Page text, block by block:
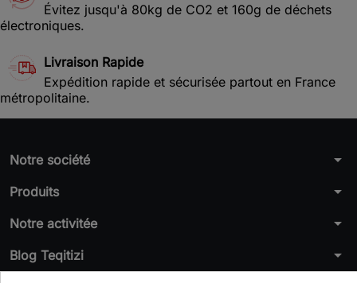
Évitez jusqu'à 80kg de CO2 et 160g de déchets
électroniques.
Livraison Rapide
Expédition rapide et sécurisée partout en France
métropolitaine.
Notre société arrow_drop_down
Produits arrow_drop_down
Notre activitée arrow_drop_down
Blog Teqitizi arrow_drop_down